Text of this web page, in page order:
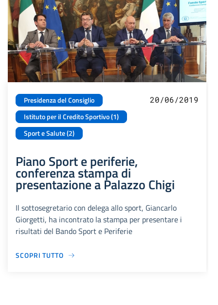
Presidenza del Consiglio
Istituto per il Credito Sportivo (1)
Sport e Salute (2)
20/06/2019
Piano Sport e periferie,
conferenza stampa di
presentazione a Palazzo Chigi
Il sottosegretario con delega allo sport, Giancarlo
Giorgetti, ha incontrato la stampa per presentare i
risultati del Bando Sport e Periferie
SCOPRI TUTTO